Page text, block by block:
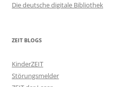
Die deutsche digitale Bibliothek
ZEIT BLOGS
KinderZEIT
Störungsmelder